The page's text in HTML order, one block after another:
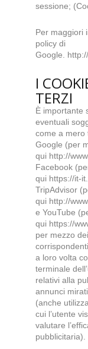
sessione;
Per maggiori
policy di
Google.
I
TERZI
È importante
eventuali
come a mero
Google (per
qui http://
Facebook
qui https://it-
TripAdvisor
qui http://
e YouTube
qui https://
per mezzo
a loro volta
terminale
relativi alla
annunci
(anche
cui l’utente
valutare
pubblicitaria).